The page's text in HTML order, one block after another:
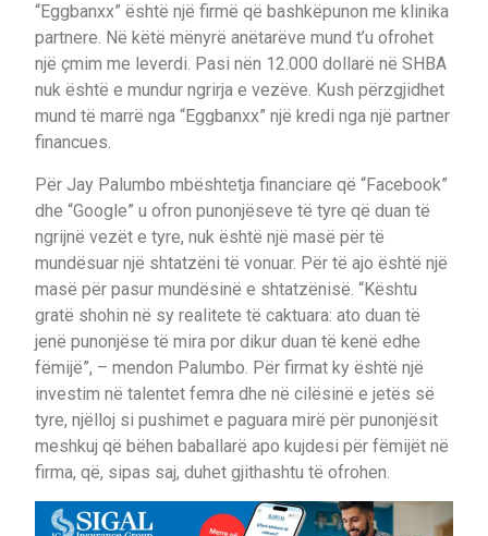
“Eggbanxx” është një firmë që bashkëpunon me klinika
partnere. Në këtë mënyrë anëtarëve mund t’u ofrohet
një çmim me leverdi. Pasi nën 12.000 dollarë në SHBA
nuk është e mundur ngrirja e vezëve. Kush përzgjidhet
mund të marrë nga “Eggbanxx” një kredi nga një partner
financues.
Për Jay Palumbo mbështetja financiare që “Facebook”
dhe “Google” u ofron punonjëseve të tyre që duan të
ngrijnë vezët e tyre, nuk është një masë për të
mundësuar një shtatzëni të vonuar. Për të ajo është një
masë për pasur mundësinë e shtatzënisë. “Kështu
gratë shohin në sy realitete të caktuara: ato duan të
jenë punonjëse të mira por dikur duan të kenë edhe
fëmijë”, – mendon Palumbo. Për firmat ky është një
investim në talentet femra dhe në cilësinë e jetës së
tyre, njëlloj si pushimet e paguara mirë për punonjësit
meshkuj që bëhen baballarë apo kujdesi për fëmijët në
firma, që, sipas saj, duhet gjithashtu të ofrohen.